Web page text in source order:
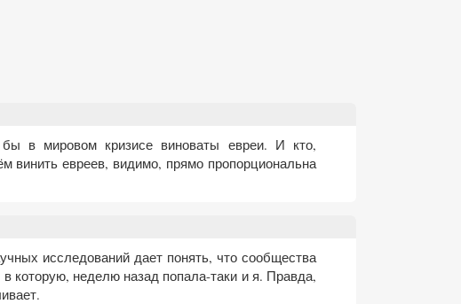
в мировом кризисе виноваты евреи. И кто,
винить евреев, видимо, прямо пропорциональна
исследований дает понять, что сообщества
которую, неделю назад попала-таки и я. Правда,